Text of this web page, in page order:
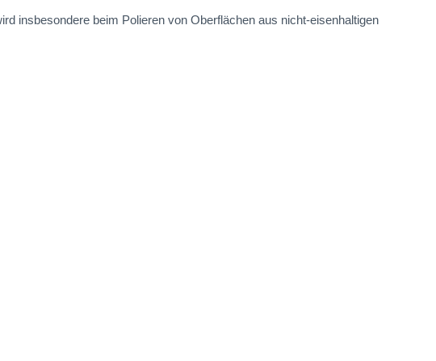
insbesondere beim Polieren von Oberflächen aus nicht-eisenhaltigen